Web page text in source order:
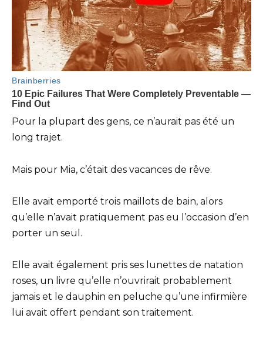
Pour la plupart des gens, ce n’aurait pas été un
long trajet.
Mais pour Mia, c’était des vacances de rêve.
Elle avait emporté trois maillots de bain, alors
qu’elle n’avait pratiquement pas eu l’occasion d’en
porter un seul.
Elle avait également pris ses lunettes de natation
roses, un livre qu’elle n’ouvrirait probablement
jamais et le dauphin en peluche qu’une infirmière
lui avait offert pendant son traitement.